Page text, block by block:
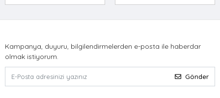
Kampanya, duyuru, bilgilendirmelerden e-posta ile haberdar
olmak istiyorum.
Gönder